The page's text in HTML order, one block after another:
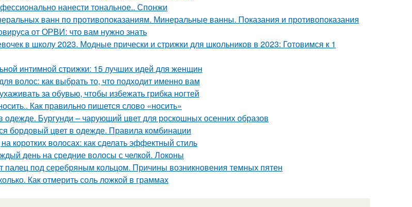
нанести тональное.. Спонжи
ванн по противопоказаниям. Минеральные ванны. Показания и противопоказания
от ОРВИ: что вам нужно знать
в школу 2023. Модные прически и стрижки для школьников в 2023: Готовимся к 1
интимной стрижки: 15 лучших идей для женщин
волос: как выбрать то, что подходит именно вам
за обувью, чтобы избежать грибка ногтей
Как правильно пишется слово «носить»
одежде. Бургунди – чарующий цвет для роскошных осенних образов
бордовый цвет в одежде. Правила комбинации
коротких волосах: как сделать эффектный стиль
день на средние волосы с челкой. Локоны
палец под серебряным кольцом. Причины возникновения темных пятен
Как отмерить соль ложкой в граммах